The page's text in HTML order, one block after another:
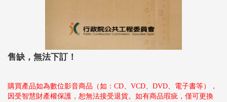
售缺，無法下訂！
購買產品如為數位影音商品（如：CD、VCD、DVD、電子書等），
因受智慧財產權保護，恕無法接受退貨。如有商品瑕疵，僅可更換